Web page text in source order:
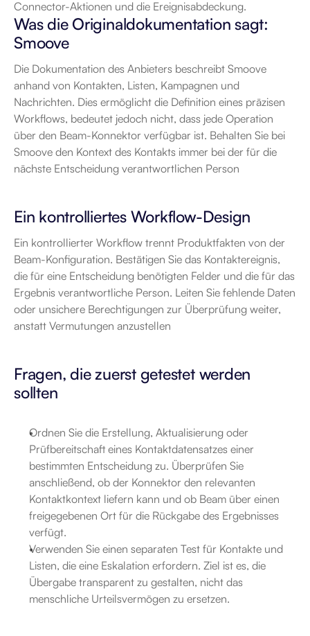
Connector-Aktionen und die Ereignisabdeckung.
Was die Originaldokumentation sagt:
Smoove
Die Dokumentation des Anbieters beschreibt Smoove
anhand von Kontakten, Listen, Kampagnen und
Nachrichten. Dies ermöglicht die Definition eines präzisen
Workflows, bedeutet jedoch nicht, dass jede Operation
über den Beam-Konnektor verfügbar ist. Behalten Sie bei
Smoove den Kontext des Kontakts immer bei der für die
nächste Entscheidung verantwortlichen Person
Ein kontrolliertes Workflow-Design
Ein kontrollierter Workflow trennt Produktfakten von der
Beam-Konfiguration. Bestätigen Sie das Kontaktereignis,
die für eine Entscheidung benötigten Felder und die für das
Ergebnis verantwortliche Person. Leiten Sie fehlende Daten
oder unsichere Berechtigungen zur Überprüfung weiter,
anstatt Vermutungen anzustellen
Fragen, die zuerst getestet werden
sollten
Ordnen Sie die Erstellung, Aktualisierung oder
Prüfbereitschaft eines Kontaktdatensatzes einer
bestimmten Entscheidung zu. Überprüfen Sie
anschließend, ob der Konnektor den relevanten
Kontaktkontext liefern kann und ob Beam über einen
freigegebenen Ort für die Rückgabe des Ergebnisses
verfügt.
Verwenden Sie einen separaten Test für Kontakte und
Listen, die eine Eskalation erfordern. Ziel ist es, die
Übergabe transparent zu gestalten, nicht das
menschliche Urteilsvermögen zu ersetzen.